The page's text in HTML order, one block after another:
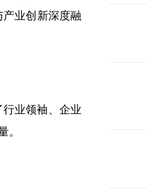
业创新深度融
业领袖、企业
。